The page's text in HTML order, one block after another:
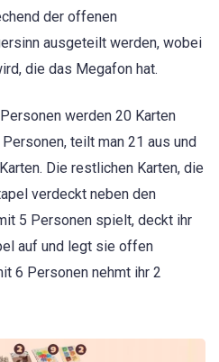
der offenen
ausgeteilt werden, wobei
die das Megafon hat.
werden 20 Karten
teilt man 21 aus und
Die restlichen Karten, die
verdeckt neben den
5 Personen spielt, deckt ihr
auf und legt sie offen
6 Personen nehmt ihr 2